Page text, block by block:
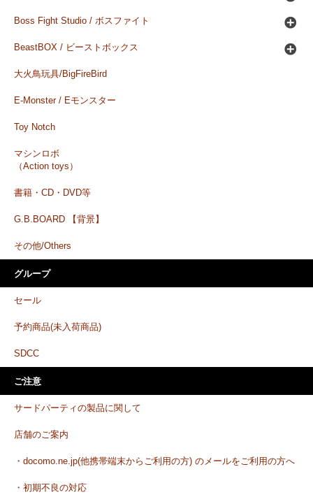
Boss Fight Studio / ボスファイト
BeastBOX / ビーストボックス
大火鳥玩具/BigFireBird
E-Monster / Eモンスター
Toy Notch
マシンロボ
（Action toys）
書籍・CD・DVD等
G.B.BOARD 【背景】
その他/Others
グループ
セール
予約商品(未入荷商品)
SDCC
ご注意
サードパーティの製品に関して
店舗のご案内
・docomo.ne.jp(他携帯端末からご利用の方) のメールをご利用の方へ
・初期不良の対応